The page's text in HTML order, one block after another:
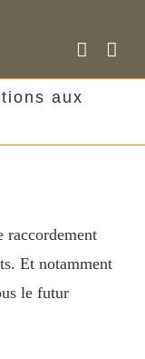
aux
raccordement
Et notamment
le futur